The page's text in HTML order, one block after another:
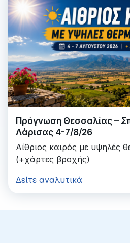
Πρόγνωση Θεσσαλίας –
Λάρισας 4-7/8/26
Αίθριος καιρός με υψηλές
(+χάρτες βροχής)
Δείτε αναλυτικά